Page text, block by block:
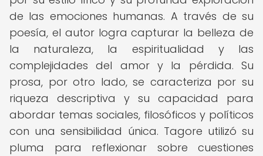
de las emociones humanas. A través de su
poesía, el autor logra capturar la belleza de
la naturaleza, la espiritualidad y las
complejidades del amor y la pérdida. Su
prosa, por otro lado, se caracteriza por su
riqueza descriptiva y su capacidad para
abordar temas sociales, filosóficos y políticos
con una sensibilidad única. Tagore utilizó su
pluma para reflexionar sobre cuestiones